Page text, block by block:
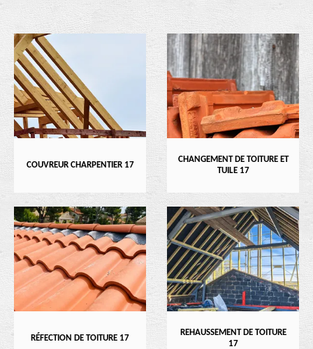
COUVREUR CHARPENTIER 17
CHANGEMENT DE TOITURE ET
TUILE 17
RÉFECTION DE TOITURE 17
REHAUSSEMENT DE TOITURE
17